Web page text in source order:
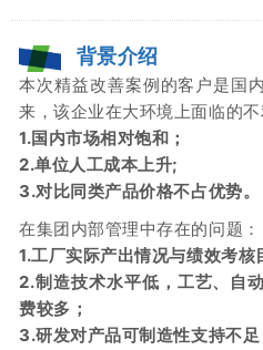
背景介绍
本次精益改善案例的客户是国
来，该企业在大环境上面临的不
1.国内市场相对饱和；
2.单位人工成本上升;
3.对比同类产品价格不占优势。
在集团内部管理中存在的问题：
1.工厂实际产出情况与绩效考核
2.制造技术水平低，工艺、自
费较多；
3.研发对产品可制造性支持不足